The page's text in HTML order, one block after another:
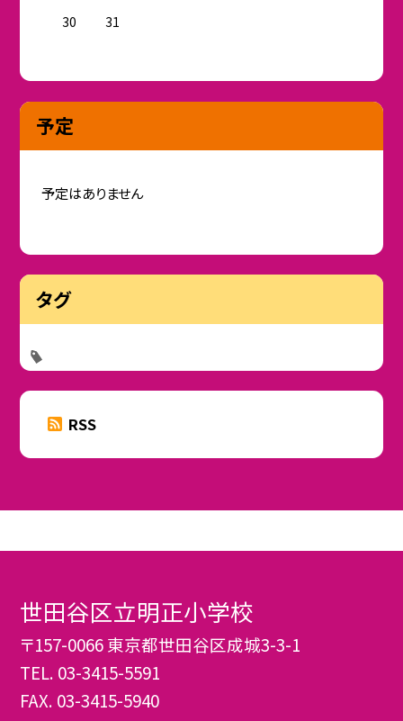
30
31
予定
予定はありません
タグ
RSS
世田谷区立明正小学校
〒157-0066 東京都世田谷区成城3-3-1
TEL. 03-3415-5591
FAX. 03-3415-5940